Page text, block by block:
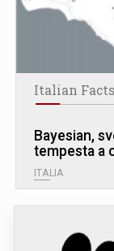
Italian Facts
Bayesian,
tempesta a
ITALIA